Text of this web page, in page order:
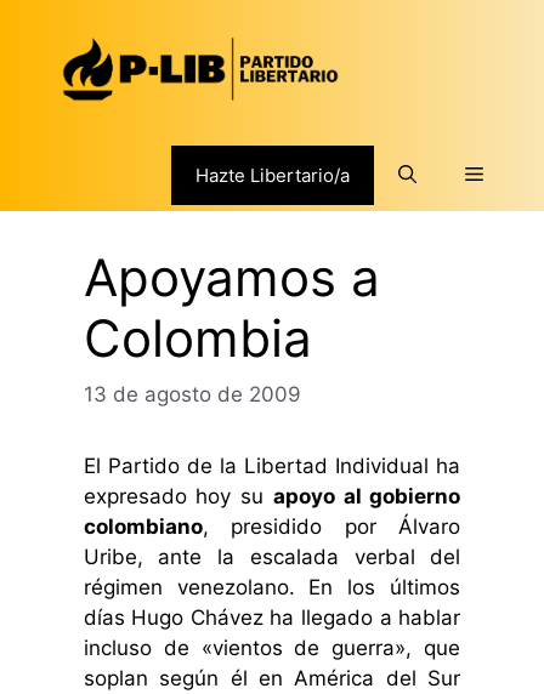
contenido
Hazte Libertario/a Menú
Apoyamos a
Colombia
13 de agosto de 2009
El Partido de la Libertad Individual ha
expresado hoy su apoyo al gobierno
colombiano, presidido por Álvaro
Uribe, ante la escalada verbal del
régimen venezolano. En los últimos
días Hugo Chávez ha llegado a hablar
incluso de «vientos de guerra», que
soplan según él en América del Sur